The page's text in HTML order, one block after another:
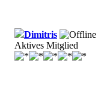
Dimitris
Aktives Mitglied